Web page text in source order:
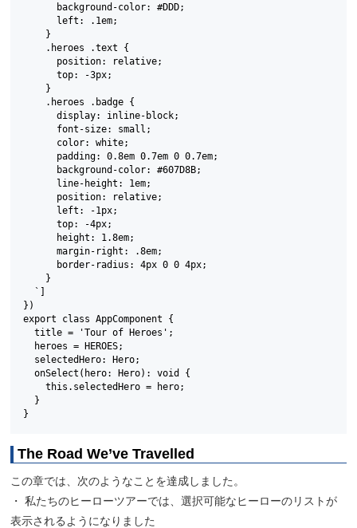
      background-color: #DDD;
      left: .1em;
    }
    .heroes .text {
      position: relative;
      top: -3px;
    }
    .heroes .badge {
      display: inline-block;
      font-size: small;
      color: white;
      padding: 0.8em 0.7em 0 0.7em;
      background-color: #607D8B;
      line-height: 1em;
      position: relative;
      left: -1px;
      top: -4px;
      height: 1.8em;
      margin-right: .8em;
      border-radius: 4px 0 0 4px;
    }
  `]
})
export class AppComponent {
  title = 'Tour of Heroes';
  heroes = HEROES;
  selectedHero: Hero;
  onSelect(hero: Hero): void {
    this.selectedHero = hero;
  }
}
The Road We’ve Travelled
この章では、次のようなことを達成しました。
・ 私たちのヒーローツアーでは、選択可能なヒーローのリストが
表示されるようになりました